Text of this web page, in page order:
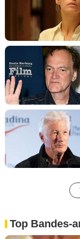
Top Bandes-